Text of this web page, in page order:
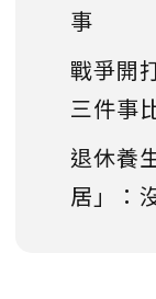
事
戰爭開
三件事
退休養
居」：